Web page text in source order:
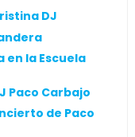
DJ
la Escuela
Paco Carbajo
de Paco